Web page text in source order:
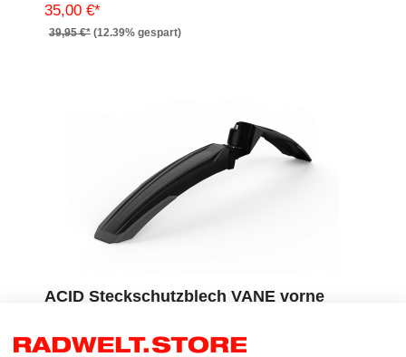
35,00 €*
39,95 €* (12.39% gespart)
ACID Steckschutzblech VANE vorne
19,95 €*